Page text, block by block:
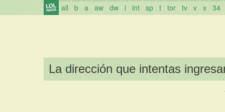
all b a aw dw i int sp t tor tv v x 34
La dirección que intentas